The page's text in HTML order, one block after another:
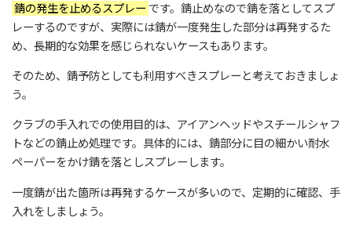
錆の発生を止めるスプレー です。錆止めなので錆を落としてスプ
レーするのですが、実際には錆が一度発生した部分は再発するた
め、長期的な効果を感じられないケースもあります。
そのため、錆予防としても利用すべきスプレーと考えておきましょ
う。
クラブの手入れでの使用目的は、アイアンヘッドやスチールシャフ
トなどの錆止め処理です。具体的には、錆部分に目の細かい耐水
ペーパーをかけ錆を落としスプレーします。
一度錆が出た箇所は再発するケースが多いので、定期的に確認、手
入れをしましょう。